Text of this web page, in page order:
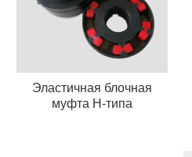
Эластичная блочная
муфта H-типа